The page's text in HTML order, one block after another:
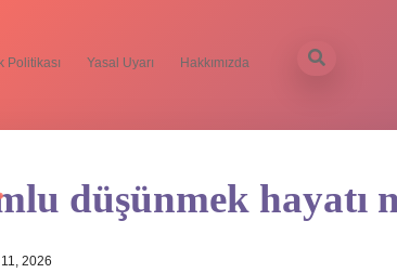
Politikası Yasal Uyarı Hakkımızda
düşünmek hayatı
2026